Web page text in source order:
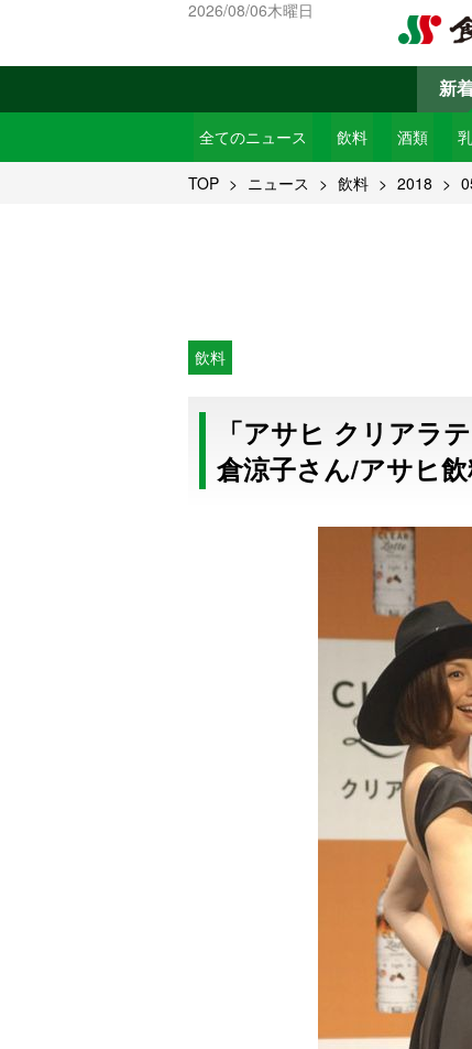
2026/08/06木曜日
新
全てのニュース 飲料 酒類
TOP ニュース 飲料 2018
飲料
「アサヒ クリアラ
倉涼子さん/アサヒ